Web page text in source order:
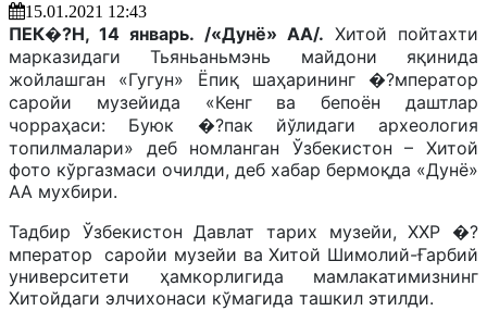
15.01.2021 12:43
ПЕК�?Н, 14 январь. /«Дунё» АА/. Хитой пойтахти
марказидаги Тьяньаньмэнь майдони яқинида
жойлашган «Гугун» Ёпиқ шаҳарининг �?мператор
саройи музейида «Кенг ва бепоён даштлар
чорраҳаси: Буюк �?пак йўлидаги археология
топилмалари» деб номланган Ўзбекистон – Хитой
фото кўргазмаси очилди, деб хабар бермоқда «Дунё»
АА мухбири.
Тадбир Ўзбекистон Давлат тарих музейи, ХХР �?
мператор саройи музейи ва Хитой Шимолий-Ғарбий
университети ҳамкорлигида мамлакатимизнинг
Хитойдаги элчихонаси кўмагида ташкил этилди.